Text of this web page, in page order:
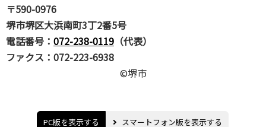
〒590-0976
堺市堺区大浜南町3丁2番5号
電話番号： 072-238-0119 （代表）
ファクス：072-223-6938
©堺市
PC版を表示する スマートフォン版を表示する